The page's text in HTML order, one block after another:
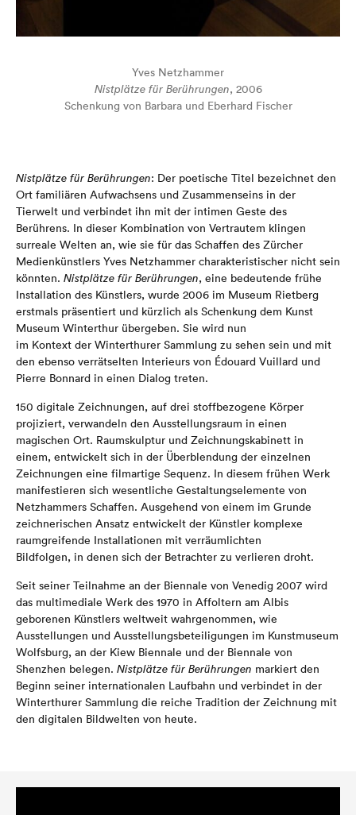
Yves Netzhammer
Nistplätze für Berührungen, 2006
Schenkung von Barbara und Eberhard Fischer
Nistplätze für Berührungen: Der poetische Titel bezeichnet den
Ort familiären Aufwachsens und Zusammenseins in der
Tierwelt und verbindet ihn mit der intimen Geste des
Berührens. In dieser Kombination von Vertrautem klingen
surreale Welten an, wie sie für das Schaffen des Zürcher
Medienkünstlers Yves Netzhammer charakteristischer nicht sein
könnten. Nistplätze für Berührungen, eine bedeutende frühe
Installation des Künstlers, wurde 2006 im Museum Rietberg
erstmals präsentiert und kürzlich als Schenkung dem Kunst
Museum Winterthur übergeben. Sie wird nun
im Kontext der Winterthurer Sammlung zu sehen sein und mit
den ebenso verrätselten Interieurs von Édouard Vuillard und
Pierre Bonnard in einen Dialog treten.
150 digitale Zeichnungen, auf drei stoffbezogene Körper
projiziert, verwandeln den Ausstellungsraum in einen
magischen Ort. Raumskulptur und Zeichnungskabinett in
einem, entwickelt sich in der Überblendung der einzelnen
Zeichnungen eine filmartige Sequenz. In diesem frühen Werk
manifestieren sich wesentliche Gestaltungselemente von
Netzhammers Schaffen. Ausgehend von einem im Grunde
zeichnerischen Ansatz entwickelt der Künstler komplexe
raumgreifende Installationen mit verräumlichten
Bildfolgen, in denen sich der Betrachter zu verlieren droht.
Seit seiner Teilnahme an der Biennale von Venedig 2007 wird
das multimediale Werk des 1970 in Affoltern am Albis
geborenen Künstlers weltweit wahrgenommen, wie
Ausstellungen und Ausstellungsbeteiligungen im Kunstmuseum
Wolfsburg, an der Kiew Biennale und der Biennale von
Shenzhen belegen. Nistplätze für Berührungen markiert den
Beginn seiner internationalen Laufbahn und verbindet in der
Winterthurer Sammlung die reiche Tradition der Zeichnung mit
den digitalen Bildwelten von heute.